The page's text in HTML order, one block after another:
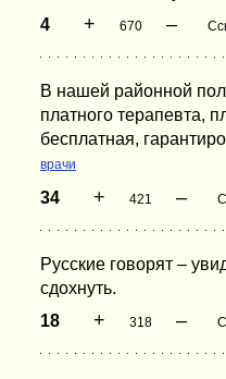
4
+ 670 –
В нашей районной
платного терапевта,
бесплатная,
врачи
34 + 421 –
Русские говорят –
сдохнуть.
18
+ 318 –